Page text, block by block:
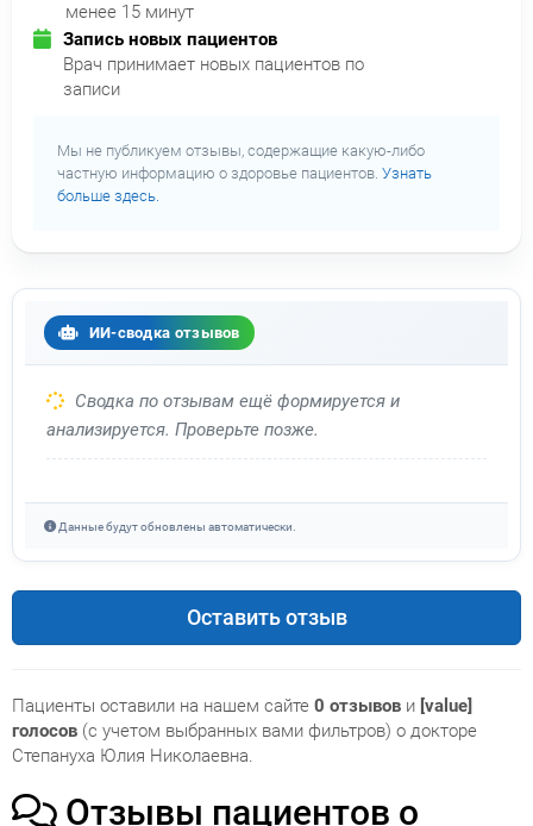
менее 15 минут
Запись новых пациентов
Врач принимает новых пациентов по
записи
Мы не публикуем отзывы, содержащие какую-либо
частную информацию о здоровье пациентов. Узнать
больше здесь.
ИИ-сводка отзывов
Сводка по отзывам ещё формируется и
анализируется. Проверьте позже.
Данные будут обновлены автоматически.
Оставить отзыв
Пациенты оставили на нашем сайте 0 отзывов и [value]
голосов (с учетом выбранных вами фильтров) о докторе
Степануха Юлия Николаевна.
Отзывы пациентов о